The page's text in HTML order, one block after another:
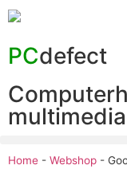
PCdefect
Home - Webshop -